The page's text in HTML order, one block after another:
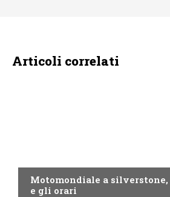
Articoli correlati
Motomondiale a
e gli orari